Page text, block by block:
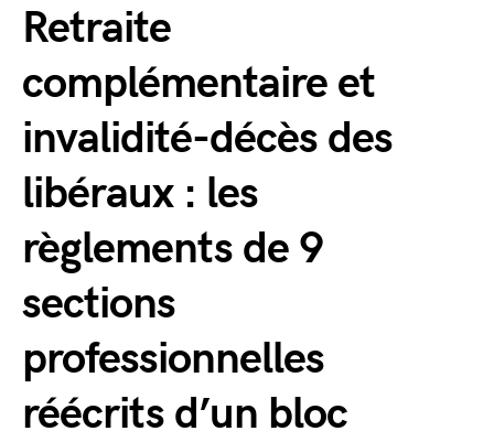
Retraite
complémentaire et
invalidité-décès des
libéraux : les
règlements de 9
sections
professionnelles
réécrits d’un bloc